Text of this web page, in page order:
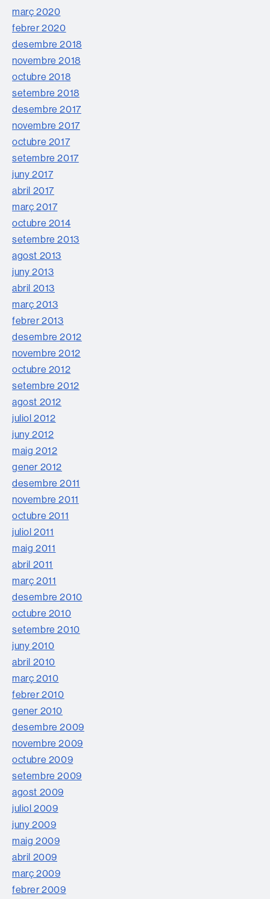
març 2020
febrer 2020
desembre 2018
novembre 2018
octubre 2018
setembre 2018
desembre 2017
novembre 2017
octubre 2017
setembre 2017
juny 2017
abril 2017
març 2017
octubre 2014
setembre 2013
agost 2013
juny 2013
abril 2013
març 2013
febrer 2013
desembre 2012
novembre 2012
octubre 2012
setembre 2012
agost 2012
juliol 2012
juny 2012
maig 2012
gener 2012
desembre 2011
novembre 2011
octubre 2011
juliol 2011
maig 2011
abril 2011
març 2011
desembre 2010
octubre 2010
setembre 2010
juny 2010
abril 2010
març 2010
febrer 2010
gener 2010
desembre 2009
novembre 2009
octubre 2009
setembre 2009
agost 2009
juliol 2009
juny 2009
maig 2009
abril 2009
març 2009
febrer 2009